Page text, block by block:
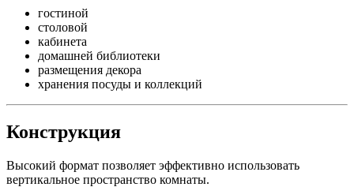
гостиной
столовой
кабинета
домашней библиотеки
размещения декора
хранения посуды и коллекций
Конструкция
Высокий формат позволяет эффективно использовать
вертикальное пространство комнаты.